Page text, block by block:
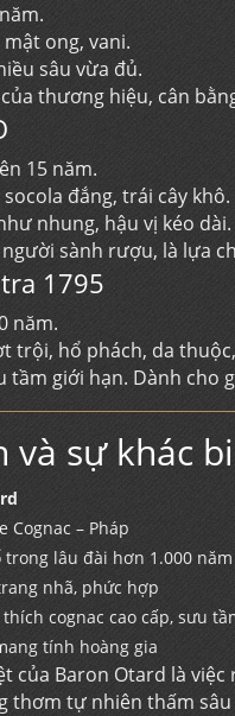
ong, vani.
sâu vừa đủ.
thương hiệu, cân
15 năm.
socola đắng, trái cây khô.
nhung, hậu vị kéo dài.
sành rượu, là lựa
1795
năm.
trội, hổ phách, da
tầm giới hạn. Dành
và sự khác
Cognac – Pháp
trong lâu đài hơn 1.000 năm
nhã, phức hợp
cognac cao cấp, sưu
tính hoàng gia
của Baron Otard là
thơm tự nhiên thấm